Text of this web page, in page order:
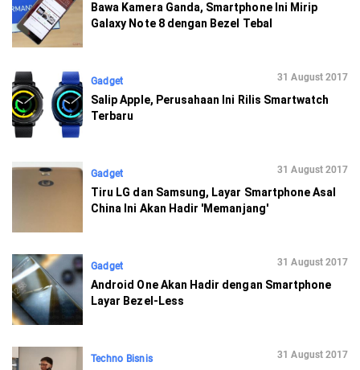
Bawa Kamera Ganda, Smartphone Ini Mirip
Galaxy Note 8 dengan Bezel Tebal
Gadget 31 August 2017
Salip Apple, Perusahaan Ini Rilis Smartwatch
Terbaru
Gadget 31 August 2017
Tiru LG dan Samsung, Layar Smartphone Asal
China Ini Akan Hadir 'Memanjang'
Gadget 31 August 2017
Android One Akan Hadir dengan Smartphone
Layar Bezel-Less
Techno Bisnis 31 August 2017